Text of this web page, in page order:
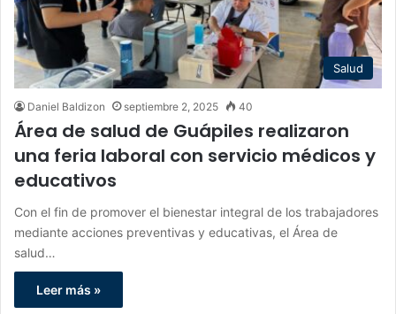
Salud
Daniel Baldizon septiembre 2, 2025 40
Área de salud de Guápiles realizaron
una feria laboral con servicio médicos y
educativos
Con el fin de promover el bienestar integral de los trabajadores
mediante acciones preventivas y educativas, el Área de
salud…
Leer más »